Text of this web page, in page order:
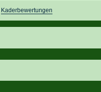
Kaderbewertungen